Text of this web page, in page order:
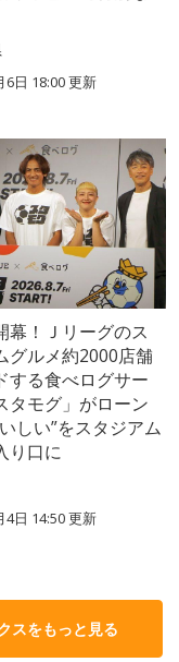
6日 18:00更新
幕！Ｊリーグのス
グルメ約2000店舗
する食べログサー
タモグ」がローン
しい”をスタジアム
り口に
4日 14:50更新
スをもっと見る